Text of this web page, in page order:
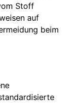
Stoff
auf
beim